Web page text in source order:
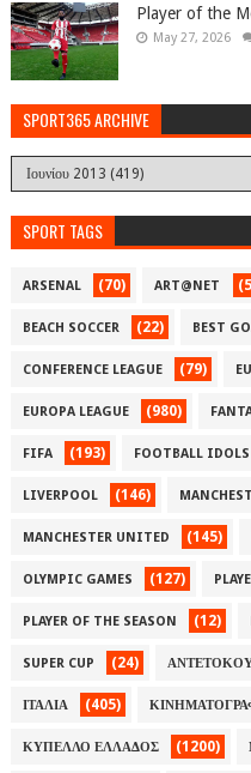
Player of the
May 27, 2026
SPORT365 ARCHIVE
SPORT TAGS
ARSENAL (70) ART@NET
BEACH SOCCER (22) BEST
CONFERENCE LEAGUE (79)
EUROPA LEAGUE (980)
FIFA (193) FOOTBALL IDOLS
LIVERPOOL (146)
MANCHESTER UNITED (145)
OLYMPIC GAMES (127)
PLAYER OF THE SEASON (12)
SUPER CUP (24)
ΙΤΑΛΙΑ (405)
ΚΥΠΕΛΛΟ ΕΛΛΑΔΟΣ (1200)